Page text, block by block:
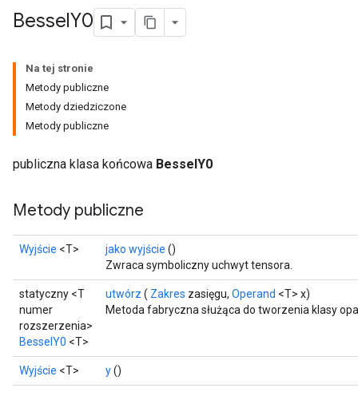
BesselY0
Na tej stronie
Metody publiczne
Metody dziedziczone
Metody publiczne
publiczna klasa końcowa BesselY0
Metody publiczne
Wyjście <T> jako wyjście ()
Zwraca symboliczny uchwyt tensora.
statyczny <T
numer
rozszerzenia>
BesselY0 <T>
utwórz ( Zakres zasięgu, Operand <T> x)
Metoda fabryczna służąca do tworzenia klasy
Wyjście <T> y()